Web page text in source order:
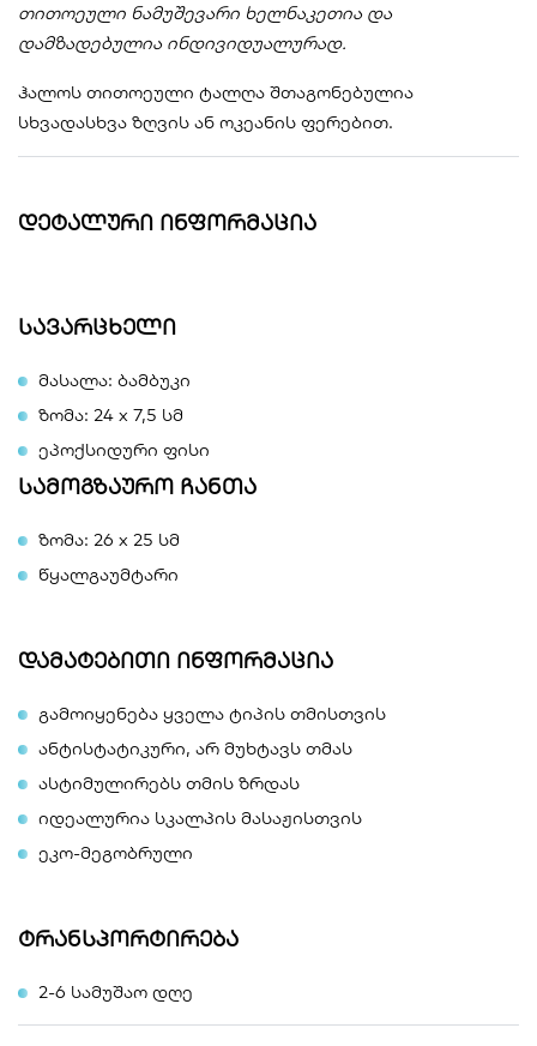
თითოეული ნამუშევარი ხელნაკეთია და
დამზადებულია ინდივიდუალურად.
ჰალოს თითოეული ტალღა შთაგონებულია
სხვადასხვა ზღვის ან ოკეანის ფერებით.
დეტალური ინფორმაცია
სავარცხელი
მასალა: ბამბუკი
ზომა: 24 x 7,5 სმ
ეპოქსიდური ფისი
სამოგზაურო ჩანთა
ზომა: 26 x 25 სმ
წყალგაუმტარი
დამატებითი ინფორმაცია
გამოიყენება ყველა ტიპის თმისთვის
ანტისტატიკური, არ მუხტავს თმას
ასტიმულირებს თმის ზრდას
იდეალურია სკალპის მასაჟისთვის
ეკო-მეგობრული
ტრანსპორტირება
2-6 სამუშაო დღე